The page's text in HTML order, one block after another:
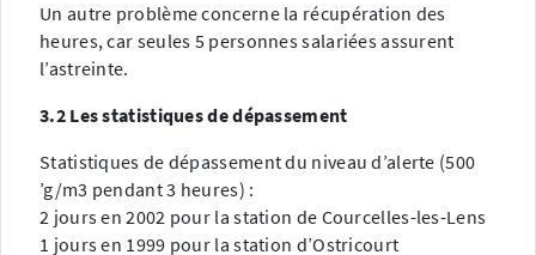
Un autre problème concerne la récupération des
heures, car seules 5 personnes salariées assurent
l’astreinte.
3.2 Les statistiques de dépassement
Statistiques de dépassement du niveau d’alerte (500
’g/m3 pendant 3 heures) :
2 jours en 2002 pour la station de Courcelles-les-Lens
1 jours en 1999 pour la station d’Ostricourt